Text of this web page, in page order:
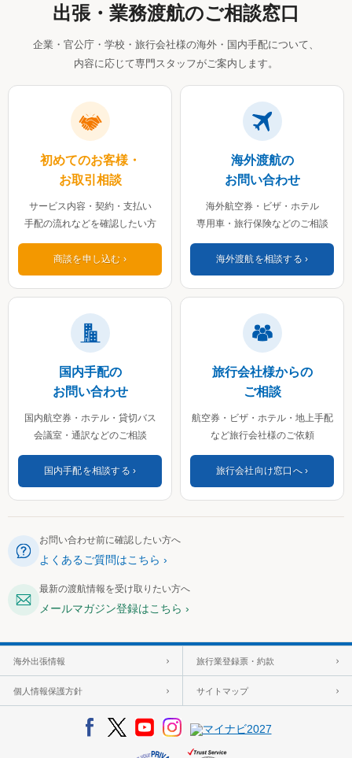
出張・業務渡航のご相談窓口
企業・官公庁・学校・旅行会社様の海外・国内手配について、
内容に応じて専門スタッフがご案内します。
初めてのお客様・
お取引相談
サービス内容・契約・支払い
手配の流れなどを確認したい方
商談を申し込む
海外渡航の
お問い合わせ
海外航空券・ビザ・ホテル
専用車・旅行保険などのご相談
海外渡航を相談する
国内手配の
お問い合わせ
国内航空券・ホテル・貸切バス
会議室・通訳などのご相談
国内手配を相談する
旅行会社様からの
ご相談
航空券・ビザ・ホテル・地上手配
など旅行会社様のご依頼
旅行会社向け窓口へ
お問い合わせ前に確認したい方へ
よくあるご質問はこちら
最新の渡航情報を受け取りたい方へ
メールマガジン登録はこちら
海外出張情報 旅行業登録票・約款
個人情報保護方針 サイトマップ